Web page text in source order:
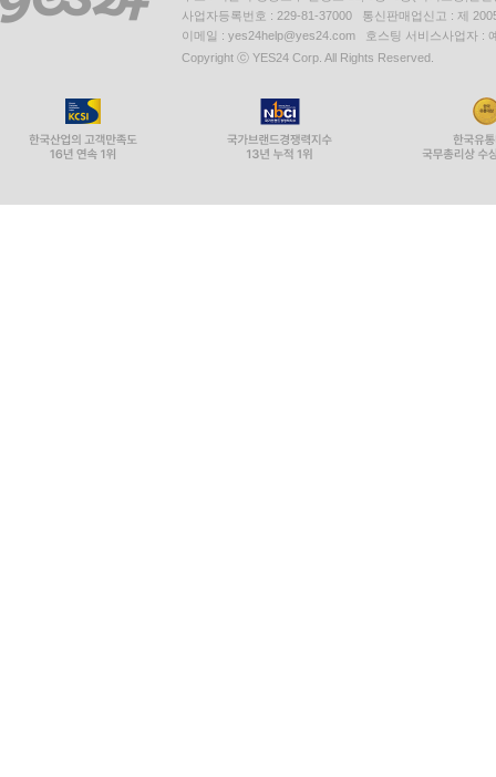
사업자등록번호 : 229-81-37000 통신판매업신고 : 제
이메일 : yes24help@yes24.com 호스팅 서비스사업자 :
Copyright ⓒ YES24 Corp. All Rights Reserved.